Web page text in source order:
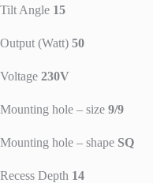
Tilt Angle 15
Output (Watt) 50
Voltage 230V
Mounting hole – size 9/9
Mounting hole – shape SQ
Recess Depth 14